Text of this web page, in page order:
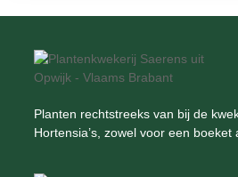
Planten rechtstreeks van bij de
Hortensia’s, zowel voor een boeket